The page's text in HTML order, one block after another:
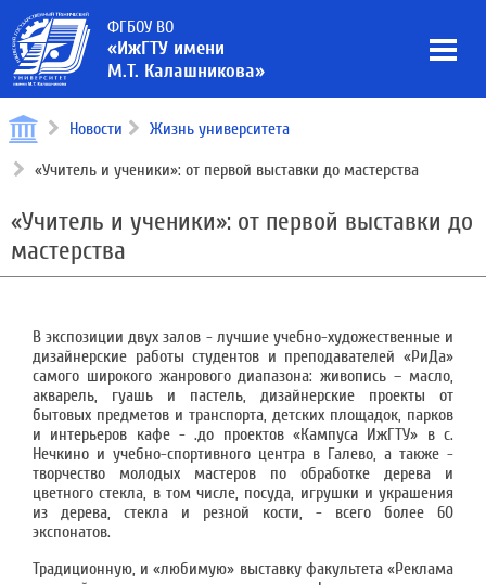
ФГБОУ ВО
«ИжГТУ имени
М.Т. Калашникова»
Новости Жизнь университета
«Учитель и ученики»: от первой выставки до мастерства
«Учитель и ученики»: от первой выставки до
мастерства
В экспозиции двух залов - лучшие учебно-художественные и
дизайнерские работы студентов и преподавателей «РиДа»
самого широкого жанрового диапазона: живопись – масло,
акварель, гуашь и пастель, дизайнерские проекты от
бытовых предметов и транспорта, детских площадок, парков
и интерьеров кафе - .до проектов «Кампуса ИжГТУ» в с.
Нечкино и учебно-спортивного центра в Галево, а также -
творчество молодых мастеров по обработке дерева и
цветного стекла, в том числе, посуда, игрушки и украшения
из дерева, стекла и резной кости, - всего более 60
экспонатов.
Традиционную, и «любимую» выставку факультета «Реклама